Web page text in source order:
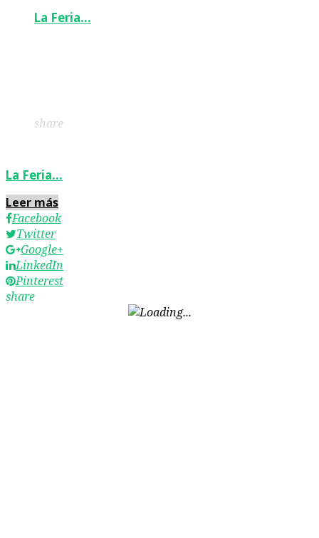
La Feria…
share
La Feria…
Leer más
Facebook
Twitter
Google+
LinkedIn
Pinterest
share